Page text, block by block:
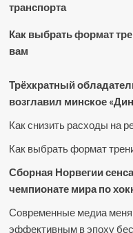
транспорта
Как выбрать формат
вам
Трёхкратный
возглавил минское
Как снизить расходы на
Как выбрать формат
Сборная Норвегии
чемпионате мира по
Современные медиа
эффективным в эпоху